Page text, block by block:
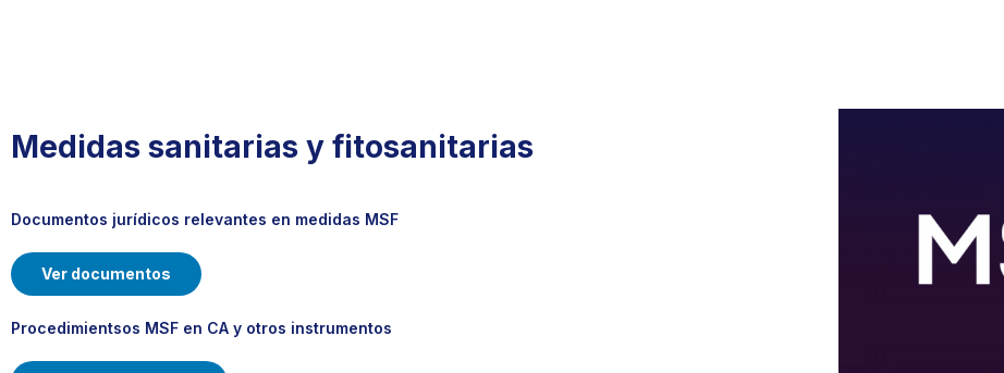
Medidas sanitarias y fitosanitarias
Documentos jurídicos relevantes en medidas MSF
Ver documentos
Procedimientsos MSF en CA y otros instrumentos